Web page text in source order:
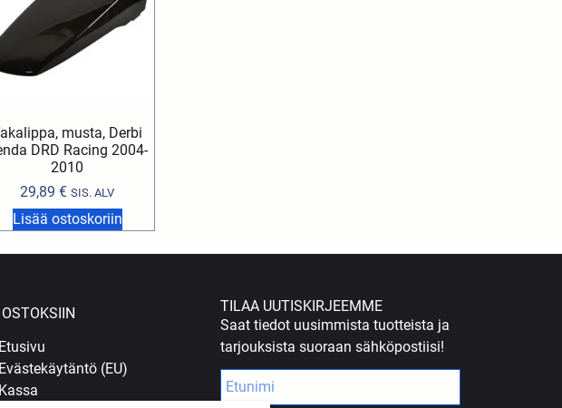
musta, Derbi
DRD Racing 2004-
2010
29,89€ SIS. ALV
Lisää ostoskoriin
Etusivu
Evästekäytäntö (EU)
Kassa
TILAA UUTISKIRJEEMME
Saat tiedot uusimmista tuotteista ja
tarjouksista suoraan sähköpostiisi!